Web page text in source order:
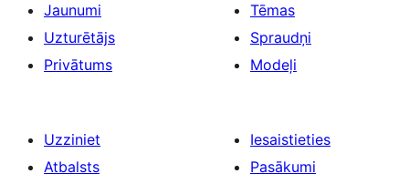
Jaunumi
Uzturētājs
Privātums
Tēmas
Spraudņi
Modeļi
Uzziniet
Atbalsts
Iesaistieties
Pasākumi